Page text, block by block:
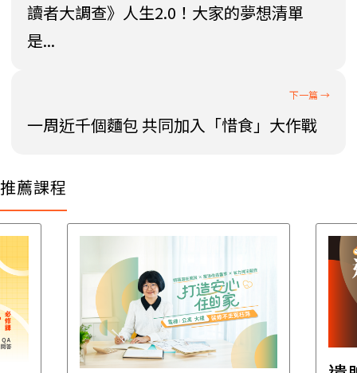
讀者大調查》人生2.0！大家的夢想清單
是...
一周近千個麵包 共同加入「惜食」大作戰
推薦課程